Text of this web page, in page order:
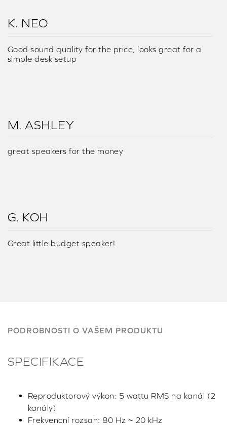
K. NEO
Good sound quality for the price, looks great for a
simple desk setup
M. ASHLEY
great speakers for the money
G. KOH
Great little budget speaker!
PODROBNOSTI O VAŠEM PRODUKTU
SPECIFIKACE
Reproduktorový výkon: 5 wattu RMS na kanál (2
kanály)
Frekvencní rozsah: 80 Hz ~ 20 kHz